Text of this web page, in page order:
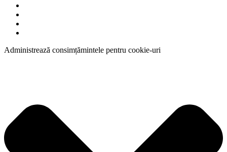
Administrează consimțămintele pentru cookie-uri